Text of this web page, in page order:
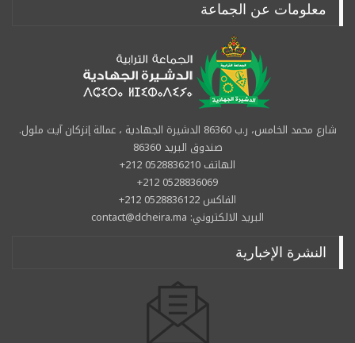
معلومات عن الجماعة
شارع محمد الخامس، ر.ب 86360 الدشيرة الجهادية ، عمالة إنزكان آيت ملول.
صندوق البريد 86360
الهاتف 0528836210 212+
0528836069 212+
الفاكس 0528836122 212+
البريد الالكتروني: contact@dcheira.ma
النشرة الإخبارية